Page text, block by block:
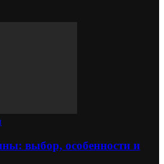
выбор, особенности и